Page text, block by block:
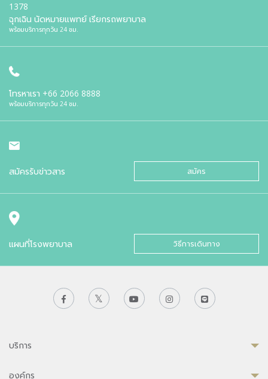
1378
ฉุกเฉิน นัดหมายแพทย์ เรียกรถพยาบาล
พร้อมบริการทุกวัน 24 ชม.
โทรหาเรา +66 2066 8888
พร้อมบริการทุกวัน 24 ชม.
สมัครรับข่าวสาร สมัคร
แผนที่โรงพยาบาล วิธีการเดินทาง
บริการ
องค์กร